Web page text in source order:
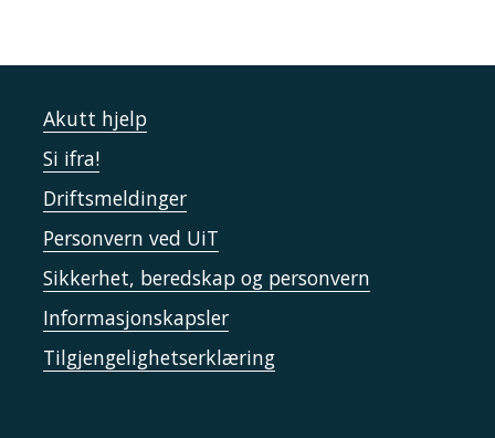
Akutt hjelp
Si ifra!
Driftsmeldinger
Personvern ved UiT
Sikkerhet, beredskap og personvern
Informasjonskapsler
Tilgjengelighetserklæring